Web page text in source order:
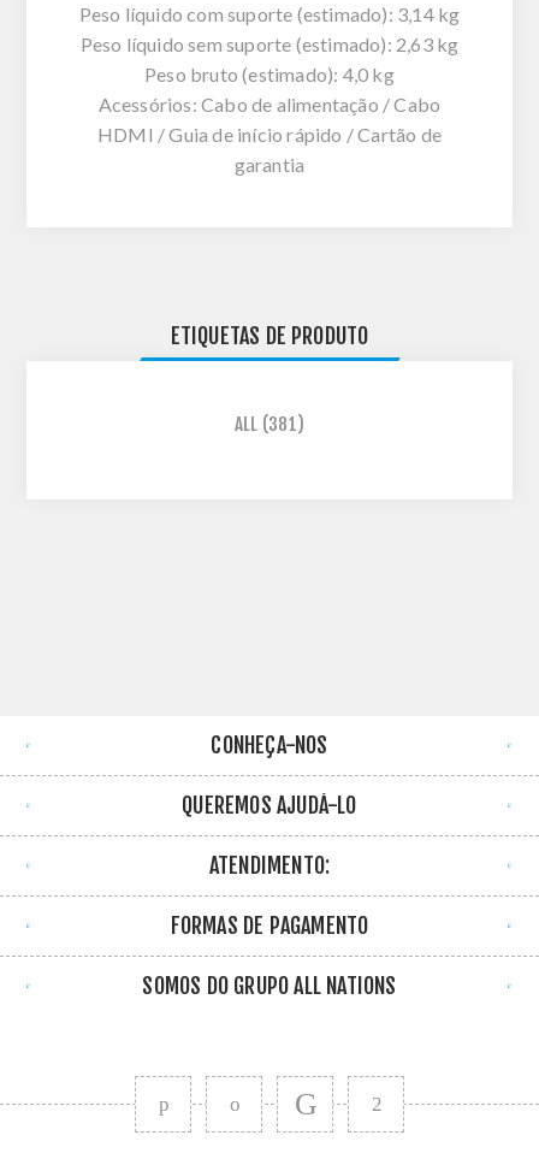
Peso líquido com suporte (estimado): 3,14 kg
Peso líquido sem suporte (estimado): 2,63 kg
Peso bruto (estimado): 4,0 kg
Acessórios: Cabo de alimentação / Cabo
HDMI / Guia de início rápido / Cartão de
garantia
ETIQUETAS DE PRODUTO
ALL (381)
CONHEÇA-NOS
QUEREMOS AJUDÁ-LO
ATENDIMENTO:
FORMAS DE PAGAMENTO
SOMOS DO GRUPO ALL NATIONS